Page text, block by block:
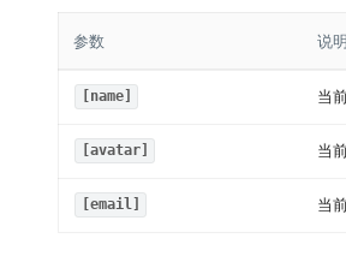
参数 说明
[name] 当
[avatar] 当
[email] 当